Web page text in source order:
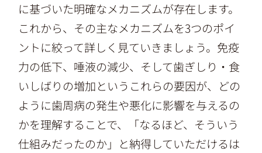
に基づいた明確なメカニズムが存在します。
これから、その主なメカニズムを3つのポイ
ントに絞って詳しく見ていきましょう。免疫
力の低下、唾液の減少、そして歯ぎしり・食
いしばりの増加というこれらの要因が、どの
ように歯周病の発生や悪化に影響を与えるの
かを理解することで、「なるほど、そういう
仕組みだったのか」と納得していただけるは